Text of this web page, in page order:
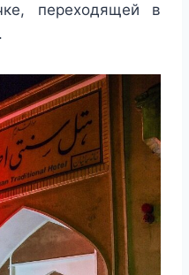
переходящей в